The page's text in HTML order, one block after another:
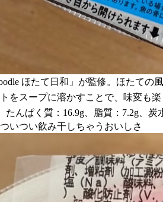
ほたて日和」が監修。ほたて
をスープに溶かすことで、味変も楽
んぱく質：16.9g、脂質：7.2g、
いつい飲み干しちゃうおいしさ